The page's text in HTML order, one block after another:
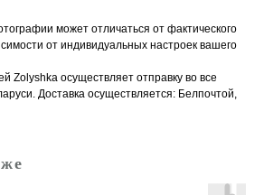
может отличаться от фактического
от индивидуальных настроек вашего
Zolyshka осуществляет отправку во все
Доставка осуществляется: Белпочтой,